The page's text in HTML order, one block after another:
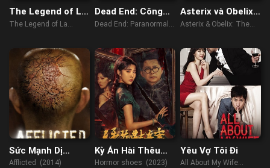
The Legend of La
Llorona
The Legend of La
Dead End: Công
Viên Ma Quái
Dead End: Paranormal
Asterix và Obelix:
Vương Quốc
Asterix & Obelix: The
Sức Mạnh Dị
Thường
Afflicted (2014)
Kỳ Án Hài Thêu
Hoa
Horrnor shoes (2023)
Yêu Vợ Tôi Đi
All About My Wife